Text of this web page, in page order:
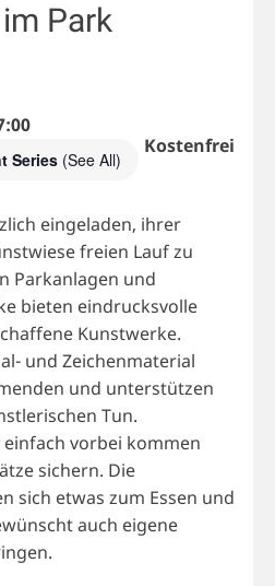
Park
Series (See All)
Kostenfrei
eingeladen, ihrer
freien Lauf zu
Parkanlagen und
bieten eindrucksvolle
Kunstwerke.
und Zeichenmaterial
und unterstützen
Tun.
vorbei kommen
sichern. Die
sich etwas zum Essen und
auch eigene